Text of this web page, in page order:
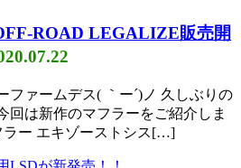
ROAD LEGALIZE販売開
ファームデス( ｀ー´)ノ 久しぶりの
回は新作のマフラーをご紹介しま
ー エキゾーストシス[…]